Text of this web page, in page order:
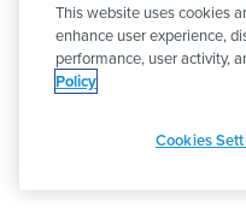
This website uses cookies
enhance user experience,
performance, user activity,
Policy
Cookies